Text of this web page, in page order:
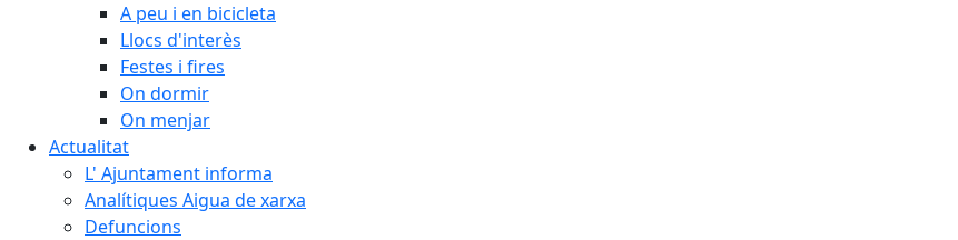
A peu i en bicicleta
Llocs d'interès
Festes i fires
On dormir
On menjar
Actualitat
L' Ajuntament informa
Analítiques Aigua de xarxa
Defuncions